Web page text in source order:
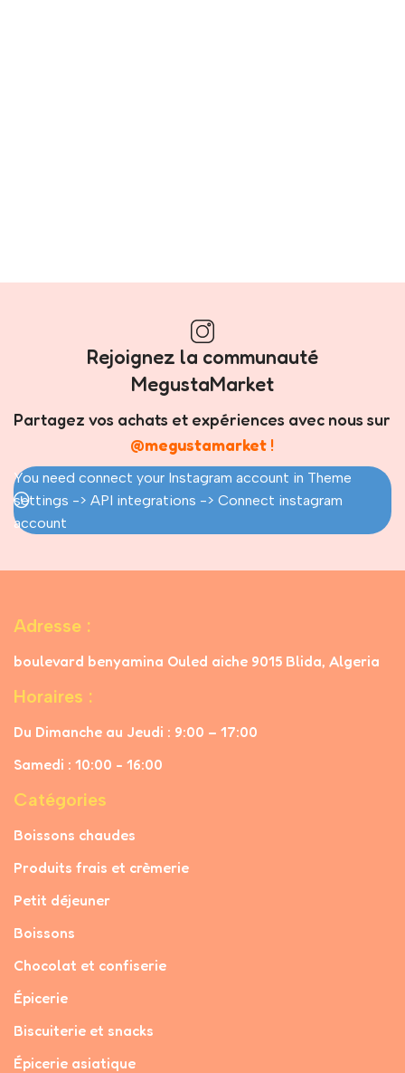
Rejoignez la communauté
MegustaMarket
Partagez vos achats et expériences avec nous sur
@megustamarket !
You need connect your Instagram account in Theme
settings -> API integrations -> Connect instagram
account
Adresse :
boulevard benyamina Ouled aiche 9015 Blida, Algeria
Horaires :
Du Dimanche au Jeudi : 9:00 – 17:00
Samedi : 10:00 - 16:00
Catégories
Boissons chaudes
Produits frais et crèmerie
Petit déjeuner
Boissons
Chocolat et confiserie
Épicerie
Biscuiterie et snacks
Épicerie asiatique